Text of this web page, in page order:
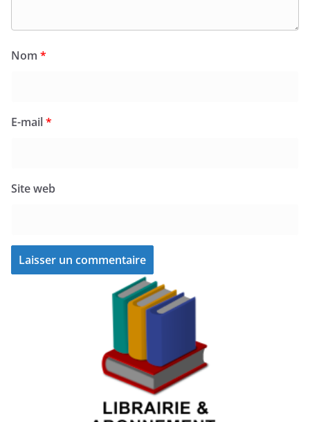
Nom *
E-mail*
Site web